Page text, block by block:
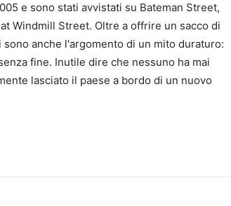
e sono stati avvistati su Bateman Street,
Windmill Street. Oltre a offrire un sacco di
anche l'argomento di un mito duraturo:
fine. Inutile dire che nessuno ha mai
lasciato il paese a bordo di un nuovo